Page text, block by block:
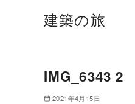
建築の旅
IMG_6343 2
2021年4月15日